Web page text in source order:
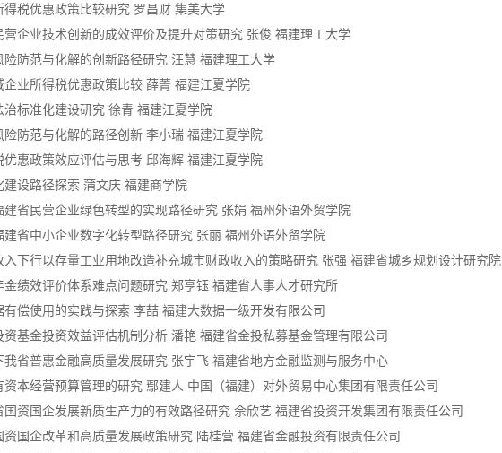
得税优惠政策比较研究 罗昌财 集美大学
营企业技术创新的成效评价及提升对策研究 张俊 福建理工大学
险防范与化解的创新路径研究 汪慧 福建理工大学
企业所得税优惠政策比较 薛菁 福建江夏学院
治标准化建设研究 徐青 福建江夏学院
险防范与化解的路径创新 李小瑞 福建江夏学院
优惠政策效应评估与思考 邱海辉 福建江夏学院
建设路径探索 蒲文庆 福建商学院
建省民营企业绿色转型的实现路径研究 张娟 福州外语外贸学院
建省中小企业数字化转型路径研究 张丽 福州外语外贸学院
入下行以存量工业用地改造补充城市财政收入的策略研究 张强 福建省城乡规划设计研究院
金绩效评价体系难点问题研究 郑亨钰 福建省人事人才研究所
偿使用的实践与探索 李喆 福建大数据一级开发有限公司
基金投资效益评估机制分析 潘艳 福建省金投私募基金管理有限公司
我省普惠金融高质量发展研究 张宇飞 福建省地方金融监测与服务中心
本经营预算管理的研究 鄢建人 中国（福建）对外贸易中心集团有限责任公司
资国企发展新质生产力的有效路径研究 佘欣艺 福建省投资开发集团有限责任公司
国企改革和高质量发展政策研究 陆桂营 福建省金融投资有限责任公司